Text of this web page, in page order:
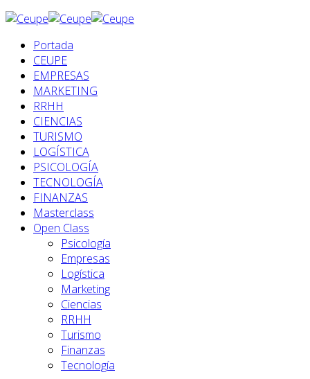
Portada
CEUPE
EMPRESAS
MARKETING
RRHH
CIENCIAS
TURISMO
LOGÍSTICA
PSICOLOGÍA
TECNOLOGÍA
FINANZAS
Masterclass
Open Class
Psicología
Empresas
Logística
Marketing
Ciencias
RRHH
Turismo
Finanzas
Tecnología